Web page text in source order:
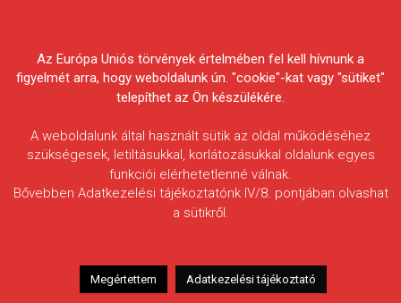
Egyesületek Szövetsége
HÍREK
HALÁSZTELKI Üdülő
2016.01.29. morneo.it
Az Európa Uniós törvények értelmében fel kell hívnunk a
figyelmét arra, hogy weboldalunk ún. "cookie"-kat vagy "sütiket"
telepíthet az Ön készülékére.
A weboldalunk által használt sütik az oldal működéséhez
szükségesek, letiltásukkal, korlátozásukkal oldalunk egyes
funkciói elérhetetlenné válnak.
Bővebben Adatkezelési tájékoztatónk IV/8. pontjában olvashat
a sütikről.
Megértettem Adatkezelési tájékoztató